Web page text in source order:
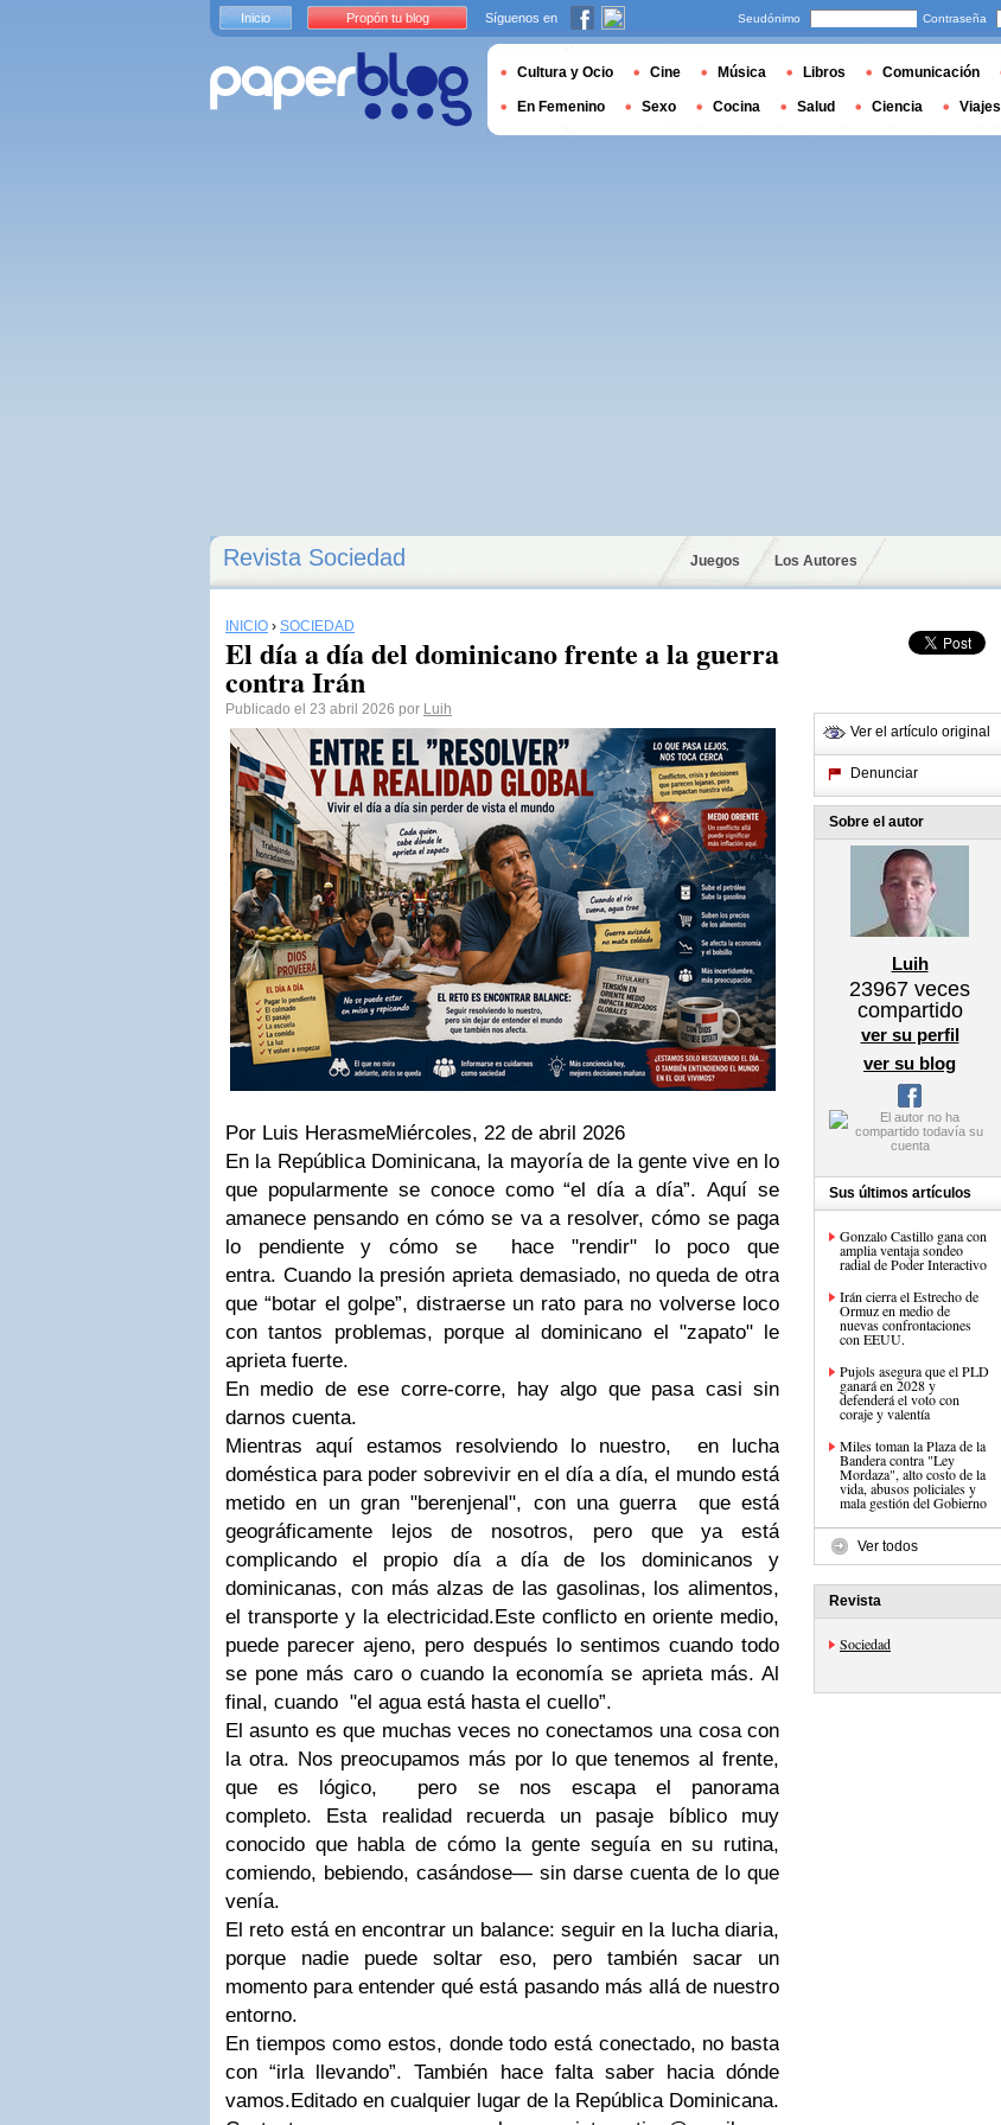
Revista Sociedad Juegos Los Autores
INICIO › SOCIEDAD
El día a día del dominicano frente a la guerra
contra Irán
Publicado el 23 abril 2026 por Luih
Por Luis HerasmeMiércoles, 22 de abril 2026
En la República Dominicana, la mayoría de la gente vive en lo
que popularmente se conoce como “el día a día”.Aquí se
amanece pensando en cómo se va a resolver, cómo se paga
lo pendiente y cómo se hace "rendir" lo poco que
entra. Cuando la presión aprieta demasiado, no queda de otra
que “botar el golpe”, distraerse un rato para no volverse loco
con tantos problemas, porque al dominicano el "zapato" le
aprieta fuerte.
En medio de ese corre-corre, hay algo que pasa casi sin
darnos cuenta.
Mientras aquí estamos resolviendo lo nuestro, en lucha
doméstica para poder sobrevivir en el día a día, el mundo está
metido en un gran "berenjenal", con una guerra que está
geográficamente lejos de nosotros, pero que ya está
complicando el propio día a día de los dominicanos y
dominicanas, con más alzas de las gasolinas, los alimentos,
el transporte y la electricidad.Este conflicto en oriente medio,
puede parecer ajeno, pero después lo sentimos cuando todo
se pone más caro o cuando la economía se aprieta más. Al
final, cuando "el agua está hasta el cuello”.
El asunto es que muchas veces no conectamos una cosa con
la otra. Nos preocupamos más por lo que tenemos al frente,
que es lógico, pero se nos escapa el panorama
completo. Esta realidad recuerda un pasaje bíblico muy
conocido que habla de cómo la gente seguía en su rutina,
comiendo, bebiendo, casándose— sin darse cuenta de lo que
venía.
El reto está en encontrar un balance: seguir en la lucha diaria,
porque nadie puede soltar eso, pero también sacar un
momento para entender qué está pasando más allá de nuestro
entorno.
En tiempos como estos, donde todo está conectado, no basta
con “irla llevando”. También hace falta saber hacia dónde
vamos.Editado en cualquier lugar de la República Dominicana.
Ver el artículo original
Denunciar
Sobre el autor
Luih
23967 veces
compartido
ver su perfil
ver su blog
Sus últimos artículos
Gonzalo Castillo gana con
amplia ventaja sondeo
radial de Poder Interactivo
Irán cierra el Estrecho de
Ormuz en medio de
nuevas confrontaciones
con EEUU.
Pujols asegura que el PLD
ganará en 2028 y
defenderá el voto con
coraje y valentía
Miles toman la Plaza de la
Bandera contra "Ley
Mordaza", alto costo de la
vida, abusos policiales y
mala gestión del Gobierno
Ver todos
Revista
Sociedad
Inicio Propón tu blog Síguenos en Seudónimo Contraseña
Cultura y Ocio Cine Música Libros Comunicación
En Femenino Sexo Cocina Salud Ciencia Viajes